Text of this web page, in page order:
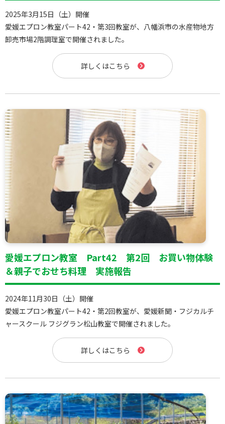
2025年3月15日（土）開催
愛媛エプロン教室パート42・第3回教室が、八幡浜市の水産物地方
卸売市場2階調理室で開催されました。
詳しくはこちら
愛媛エプロン教室 Part42 第2回 お買い物体験
＆親子でおせち料理 実施報告
2024年11月30日（土）開催
愛媛エプロン教室パート42・第2回教室が、愛媛新聞・フジカルチ
ャースクール フジグラン松山教室で開催されました。
詳しくはこちら